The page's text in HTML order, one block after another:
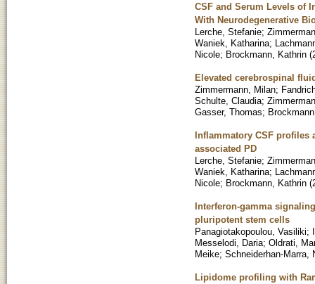
CSF and Serum Levels of
With Neurodegenerative
Lerche, Stefanie;
Waniek, Katharina;
Nicole; Brockmann, Kathrin (
Elevated cerebrospinal
Zimmermann, Milan;
Schulte, Claudia;
Gasser, Thomas;
Inflammatory CSF profiles
associated PD
Lerche, Stefanie;
Waniek, Katharina;
Nicole; Brockmann, Kathrin (
Interferon-gamma
pluripotent stem cells
Panagiotakopoulou, Vasiliki;
Messelodi, Daria; Oldrati,
Meike; Schneiderhan-Marra,
Lipidome profiling with